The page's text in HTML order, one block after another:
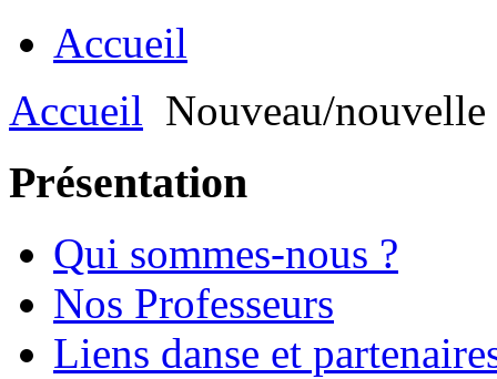
Accueil
Accueil Nouveau/nouvelle
Présentation
Qui sommes-nous ?
Nos Professeurs
Liens danse et